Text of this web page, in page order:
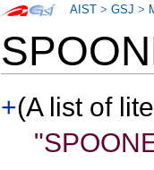
+(A list of
AIST >GSJ >